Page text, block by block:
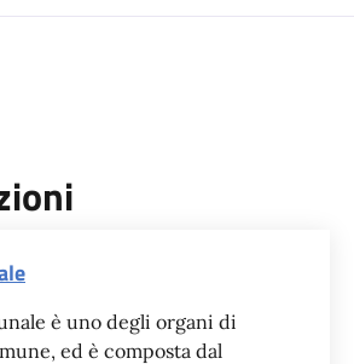
è uno degli organi di
ed è composta dal